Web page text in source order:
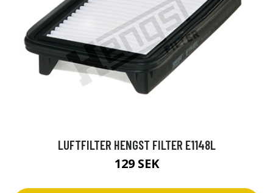
LUFTFILTER HENGST FILTER E1148L
129 SEK